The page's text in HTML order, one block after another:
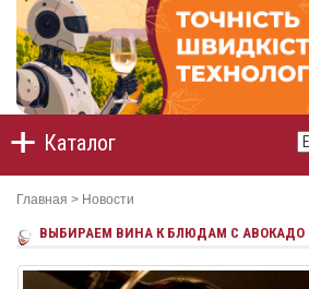
Каталог
Главная > Новости
ВЫБИРАЕМ ВИНА К БЛЮДАМ С АВОКАДО